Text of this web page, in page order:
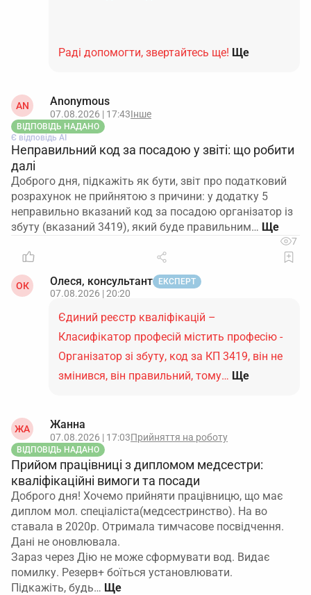
Раді допомогти, звертайтесь ще! Ще
AN Anonymous
07.08.2026 | 17:43Інше
ВІДПОВІДЬ НАДАНО
Є відповідь АІ
Неправильний код за посадою у звіті: що робити
далі
Доброго дня, підкажіть як бути, звіт про податковий
розрахунок не прийнятою з причини: у додатку 5
неправильно вказаний код за посадою організатор із
збуту (вказаний 3419), який буде правильним…
7
ОК Олеся, консультант ЕКСПЕРТ
07.08.2026 | 20:20
Єдиний реєстр кваліфікацій –
Класифікатор професій містить професію -
Організатор зі збуту, код за КП 3419, він не
змінився, він правильний, тому… Ще
ЖА Жанна
07.08.2026 | 17:03Прийняття на роботу
ВІДПОВІДЬ НАДАНО
Прийом працівниці з дипломом медсестри:
кваліфікаційні вимоги та посади
Доброго дня! Хочемо прийняти працівницю, що має
диплом мол. спеціаліста(медсестринство). На во
ставала в 2020р. Отримала тимчасове посвідчення.
Дані не оновлювала.
Зараз через Дію не може сформувати вод. Видає
помилку. Резерв+ боїться установлювати.
Підкажіть, будь…